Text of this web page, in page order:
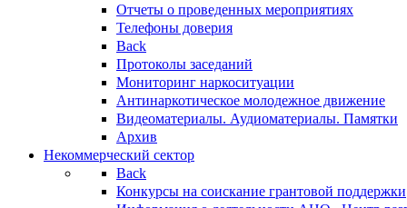
Отчеты о проведенных мероприятиях
Телефоны доверия
Back
Протоколы заседаний
Мониторинг наркоситуации
Антинаркотическое молодежное движение
Видеоматериалы. Аудиоматериалы. Памятки
Архив
Некоммерческий сектор
Back
Конкурсы на соискание грантовой поддержки